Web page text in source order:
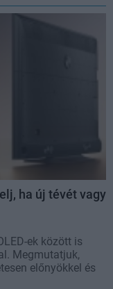
ha új tévét vagy
ek között is
Megmutatjuk,
előnyökkel és